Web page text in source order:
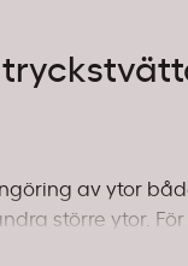
av ytor
större ytor.